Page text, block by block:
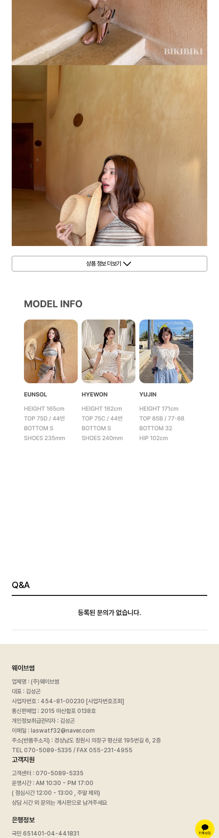
상품 정보 더보기
Q&A
등록된 문의가 없습니다.
웨이브썸
업체명 : (주)웨이브썸
대표 : 김성곤
사업자번호 : 454-81-00230 [사업자번호조회]
통신판매업 : 2015 마산합포 0138호
개인정보취급관리자 : 김성곤
이메일 : laswatf32@naver.com
주소(반품주소지) : 경상남도 창원시 의창구 평산로 195번길 6, 2층
TEL 070-5089-5335 / FAX 055-231-4955
고객지원
고객센터 : 070-5089-5335
운영시간 : AM 10:30 ~ PM 17:00
( 점심시간 12:00 - 13:00 , 주말 제외)
상담 시간 외 문의는 게시판으로 남겨주세요
은행정보
국민 651401-04-441831